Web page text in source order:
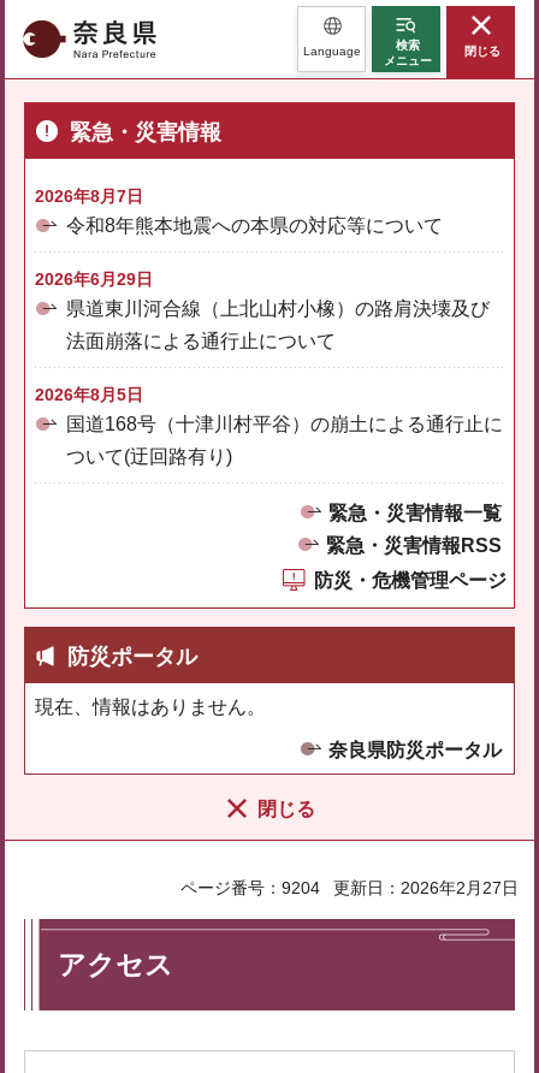
奈良県 Language
検索
メニュー
閉じる
緊急・災害情報
2026年8月7日
令和8年熊本地震への本県の対応等について
2026年6月29日
県道東川河合線（上北山村小橡）の路肩決壊及び
法面崩落による通行止について
2026年8月5日
国道168号（十津川村平谷）の崩土による通行止に
ついて(迂回路有り)
緊急・災害情報一覧
緊急・災害情報RSS
防災・危機管理ページ
防災ポータル
現在、情報はありません。
奈良県防災ポータル
閉じる
ページ番号：9204 更新日：2026年2月27日
アクセス